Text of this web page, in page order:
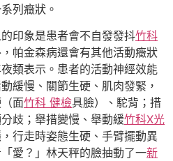
列癥狀。
印象是患者會不自發發抖竹科
帕金森病還會有其他活動癥狀
類表示。患者的活動神經效能
緩慢、關節生硬、肌肉發緊，
面竹科 健檢具臉）、駝背；措
歧；舉措變慢、舉動緩竹科X光
行走時姿態生硬、手臂擺動異
愛？」林天秤的臉抽動了一新